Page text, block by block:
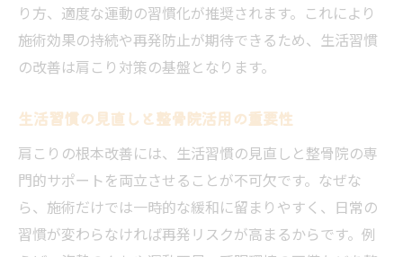
り方、適度な運動の習慣化が推奨されます。これにより
施術効果の持続や再発防止が期待できるため、生活習慣
の改善は肩こり対策の基盤となります。
生活習慣の見直しと整骨院活用の重要性
肩こりの根本改善には、生活習慣の見直しと整骨院の専
門的サポートを両立させることが不可欠です。なぜな
ら、施術だけでは一時的な緩和に留まりやすく、日常の
習慣が変わらなければ再発リスクが高まるからです。例